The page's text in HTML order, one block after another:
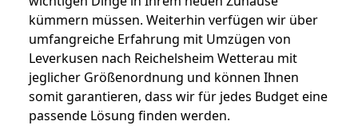
kümmern müssen. Weiterhin verfügen wir über
umfangreiche Erfahrung mit Umzügen von
Leverkusen nach Reichelsheim Wetterau mit
jeglicher Größenordnung und können Ihnen
somit garantieren, dass wir für jedes Budget eine
passende Lösung finden werden.